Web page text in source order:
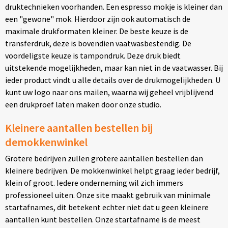
druktechnieken voorhanden. Een espresso mokje is kleiner dan
een "gewone" mok. Hierdoor zijn ook automatisch de
maximale drukformaten kleiner. De beste keuze is de
transferdruk, deze is bovendien vaatwasbestendig. De
voordeligste keuze is tampondruk. Deze druk biedt
uitstekende mogelijkheden, maar kan niet in de vaatwasser. Bij
ieder product vindt u alle details over de drukmogelijkheden. U
kunt uw logo naar ons mailen, waarna wij geheel vrijblijvend
een drukproef laten maken door onze studio.
Kleinere aantallen bestellen bij
demokkenwinkel
Grotere bedrijven zullen grotere aantallen bestellen dan
kleinere bedrijven. De mokkenwinkel helpt graag ieder bedrijf,
klein of groot. Iedere onderneming wil zich immers
professioneel uiten. Onze site maakt gebruik van minimale
startafnames, dit betekent echter niet dat u geen kleinere
aantallen kunt bestellen. Onze startafname is de meest